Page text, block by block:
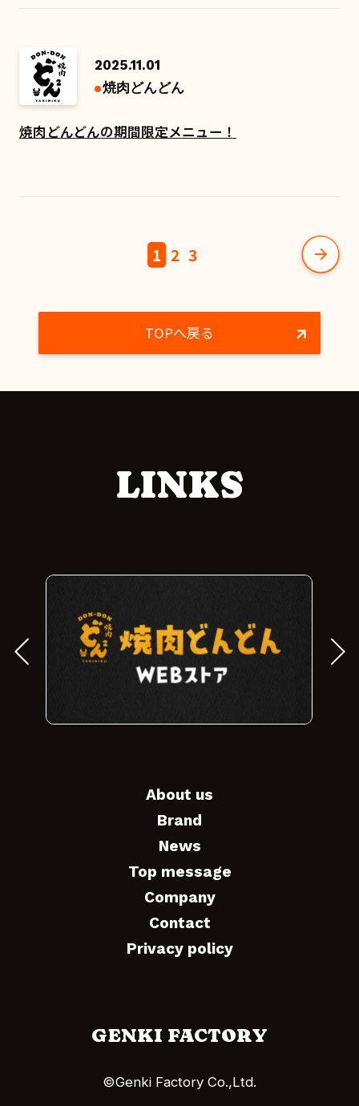
2025.11.01
焼肉どんどん
焼肉どんどんの期間限定メニュー！
1 2 3
TOPへ戻る
LINKS
About us
Brand
News
Top message
Company
Contact
Privacy policy
GENKI FACTORY
©Genki Factory Co.,Ltd.